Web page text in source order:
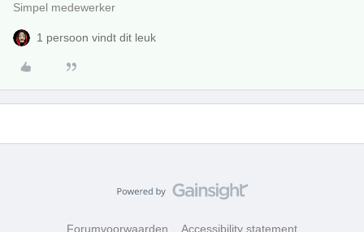
Simpel medewerker
1 persoon vindt dit leuk
Forumvoorwaarden Accessibility statement